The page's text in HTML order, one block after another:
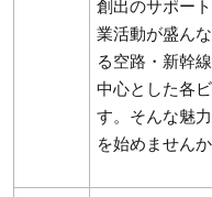
創出のサポー
業活動が盛ん
る空路・新幹
中心とした各
す。そんな魅
を始めません